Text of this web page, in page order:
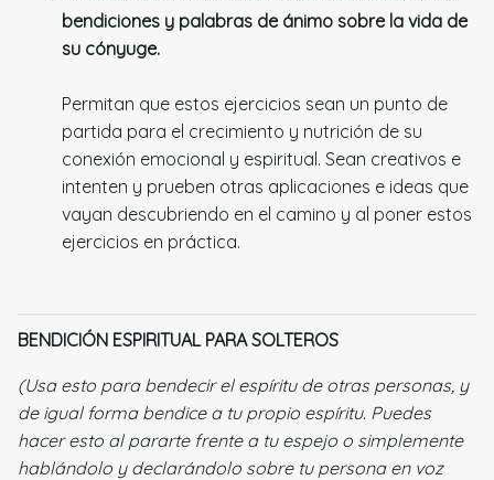
bendiciones y palabras de ánimo sobre la vida de
su cónyuge.
Permitan que estos ejercicios sean un punto de
partida para el crecimiento y nutrición de su
conexión emocional y espiritual. Sean creativos e
intenten y prueben otras aplicaciones e ideas que
vayan descubriendo en el camino y al poner estos
ejercicios en práctica.
BENDICIÓN ESPIRITUAL PARA SOLTEROS
(Usa esto para bendecir el espíritu de otras personas, y
de igual forma bendice a tu propio espíritu. Puedes
hacer esto al pararte frente a tu espejo o simplemente
hablándolo y declarándolo sobre tu persona en voz